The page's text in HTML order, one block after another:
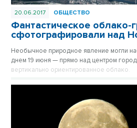
20.06.2017 ОБЩЕСТВО
Фантастическое облако-
сфотографировали над
Необычное природное явление могли
днем 19 июня — прямо над центром
вертикально ориентированное облако.